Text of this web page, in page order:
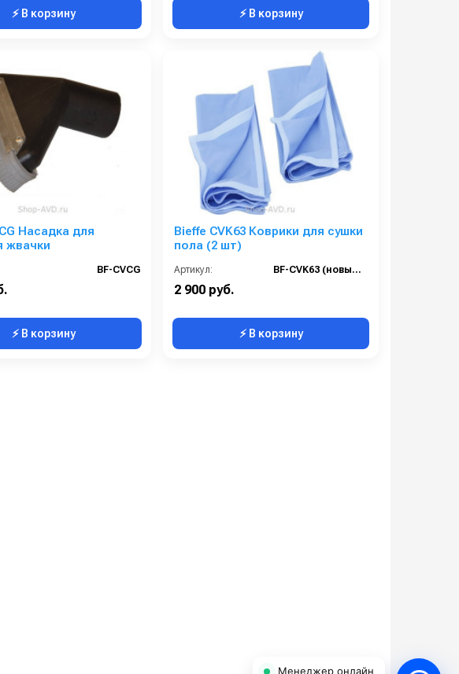
⚡ В корзину ⚡ В корзину
Насадка для
жвачки
BF-CVCG
⚡ В корзину
Bieffe CVK63 Коврики для сушки
пола (2 шт)
Артикул: BF-CVK63 (новый RIP1305)
2 900 руб.
⚡ В корзину
Менеджер онлайн